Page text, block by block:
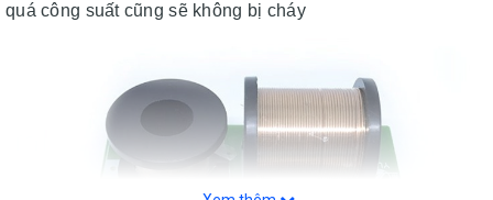
quá công suất cũng sẽ không bị cháy